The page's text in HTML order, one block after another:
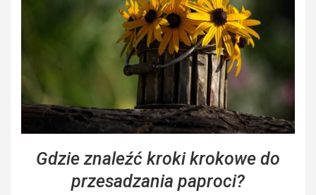
Gdzie znaleźć kroki krokowe do
przesadzania paproci?